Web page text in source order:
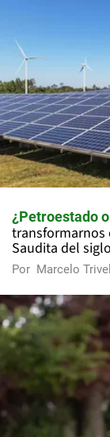
¿Petroestado
transformarnos
Saudita del
Por Marcelo